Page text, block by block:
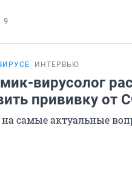
9
ИНТЕРВЬЮ
вирусолог
прививку от
самые актуальные